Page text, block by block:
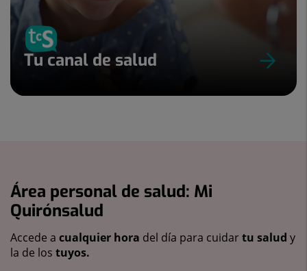
Tu canal de salud
Área personal de salud: Mi
Quirónsalud
Accede a cualquier hora del día para cuidartu salud y
la de los tuyos.